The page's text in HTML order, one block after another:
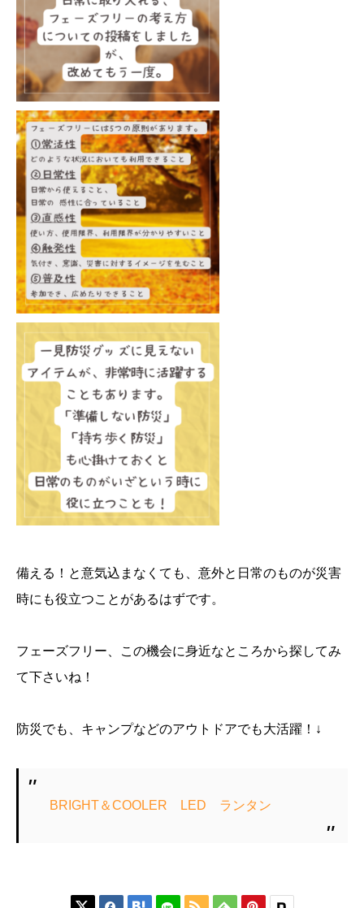
備える！と意気込まなくても、意外と日常のものが災害
時にも役立つことがあるはずです。
フェーズフリー、この機会に身近なところから探してみ
て下さいね！
防災でも、キャンプなどのアウトドアでも大活躍！↓
BRIGHT＆COOLER LED ランタン